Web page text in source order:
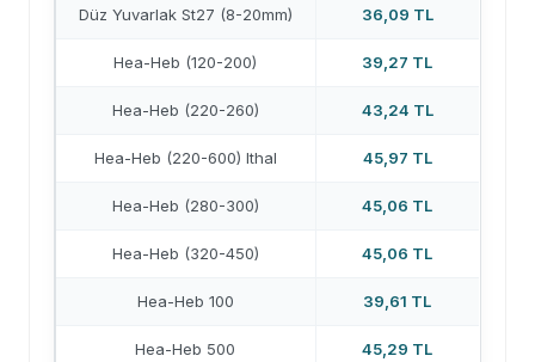
Düz Yuvarlak St27 (8-20mm) 36,09 TL
Hea-Heb (120-200) 39,27 TL
Hea-Heb (220-260) 43,24 TL
Hea-Heb (220-600) Ithal 45,97 TL
Hea-Heb (280-300) 45,06 TL
Hea-Heb (320-450) 45,06 TL
Hea-Heb 100 39,61 TL
Hea-Heb 500 45,29 TL